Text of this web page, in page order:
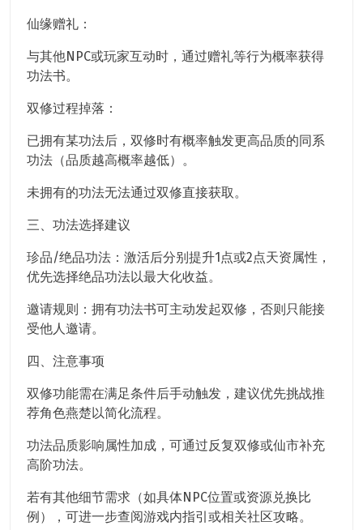
仙缘赠礼：
与其他NPC或玩家互动时，通过赠礼等行为概率获得
功法书。
双修过程掉落：
已拥有某功法后，双修时有概率触发更高品质的同系
功法（品质越高概率越低）。
未拥有的功法无法通过双修直接获取。
三、功法选择建议
珍品/绝品功法：激活后分别提升1点或2点天资属性，
优先选择绝品功法以最大化收益。
邀请规则：拥有功法书可主动发起双修，否则只能接
受他人邀请。
四、注意事项
双修功能需在满足条件后手动触发，建议优先挑战推
荐角色燕楚以简化流程。
功法品质影响属性加成，可通过反复双修或仙市补充
高阶功法。
若有其他细节需求（如具体NPC位置或资源兑换比
例），可进一步查阅游戏内指引或相关社区攻略。